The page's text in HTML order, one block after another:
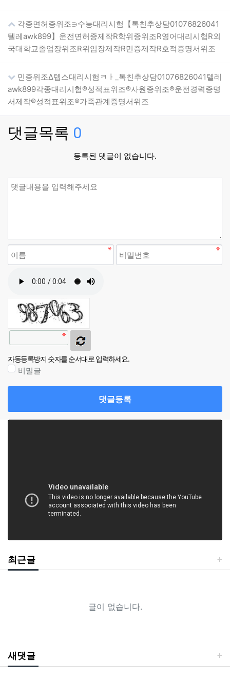
각종면허증위조∋수능대리시험【톡친추상담01076826041
텔레awk899】운전면허증제작R학위증위조R영어대리시험R외
국대학교졸업장위조R위임장제작R민증제작R호적증명서위조
민증위조Δ텝스대리시험ㅋㅏ_톡친추상담01076826041텔레
awk899각종대리시험®성적표위조®사원증위조®운전경력증명
서제작®성적표위조®가족관계증명서위조
댓글목록 0
등록된 댓글이 없습니다.
자동등록방지 숫자를 순서대로 입력하세요.
비밀글
댓글등록
최근글
글이 없습니다.
새댓글